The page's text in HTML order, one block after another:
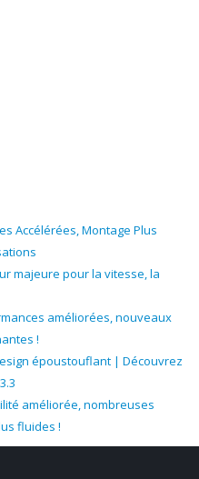
Accélérées, Montage Plus
majeure pour la vitesse, la
améliorées, nouveaux
!
époustouflant | Découvrez
améliorée, nombreuses
fluides !